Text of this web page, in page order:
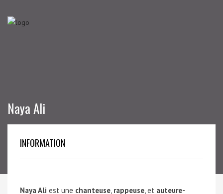
Naya Ali
INFORMATION
Naya Ali est une chanteuse, rappeuse, et auteure-